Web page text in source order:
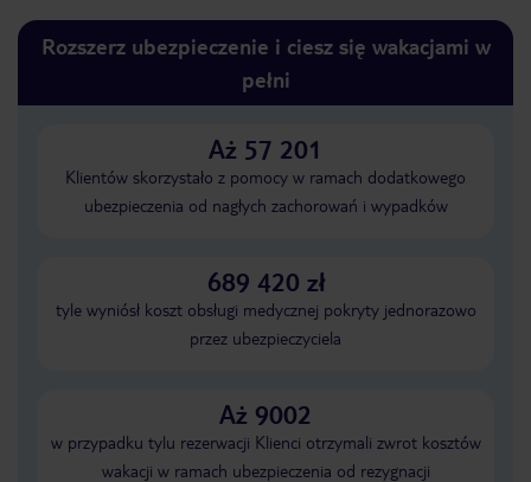
Rozszerz ubezpieczenie i ciesz się wakacjami w
pełni
Aż 57 201
Klientów skorzystało z pomocy w ramach dodatkowego
ubezpieczenia od nagłych zachorowań i wypadków
689 420 zł
tyle wyniósł koszt obsługi medycznej pokryty jednorazowo
przez ubezpieczyciela
Aż 9002
w przypadku tylu rezerwacji Klienci otrzymali zwrot kosztów
wakacji w ramach ubezpieczenia od rezygnacji